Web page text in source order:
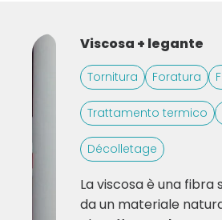
Viscosa + legante
Tornitura Foratura
Trattamento termico
Décolletage
La viscosa è una
da un materiale